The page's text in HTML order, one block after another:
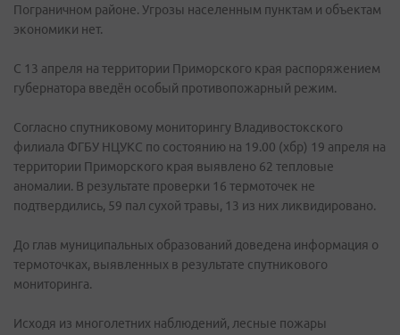
Пограничном районе. Угрозы населенным пунктам и объектам
экономики нет.
С 13 апреля на территории Приморского края распоряжением
губернатора введён особый противопожарный режим.
Согласно спутниковому мониторингу Владивостокского
филиала ФГБУ НЦУКС по состоянию на 19.00 (хбр) 19 апреля на
территории Приморского края выявлено 62 тепловые
аномалии. В результате проверки 16 термоточек не
подтвердились, 59 пал сухой травы, 13 из них ликвидировано.
До глав муниципальных образований доведена информация о
термоточках, выявленных в результате спутникового
мониторинга.
Исходя из многолетних наблюдений, лесные пожары